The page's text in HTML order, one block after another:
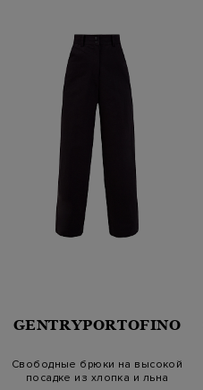
GENTRYPORTOFINO
Свободные брюки на высокой
посадке из хлопка и льна